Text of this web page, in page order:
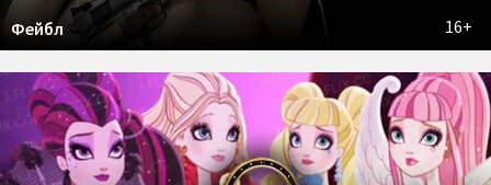
16+
Фейбл